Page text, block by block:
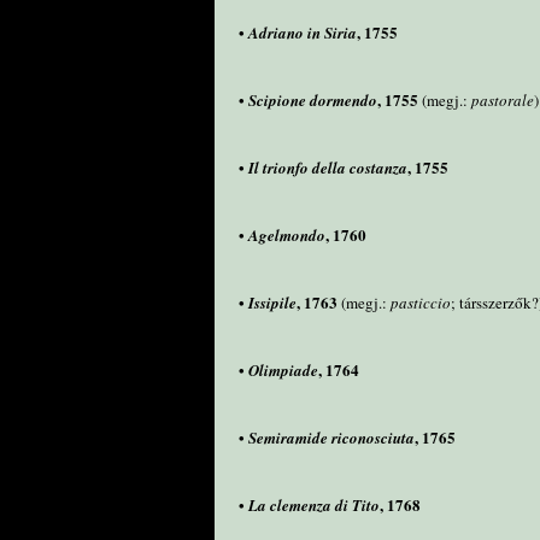
•Adriano in Siria, 1755
• Scipione dormendo, 1755 (megj.: pastorale)
•Il trionfo della costanza, 1755
•Agelmondo, 1760
•Issipile, 1763 (megj.: pasticcio;
• Olimpiade, 1764
• Semiramide riconosciuta, 1765
•La clemenza di Tito, 1768